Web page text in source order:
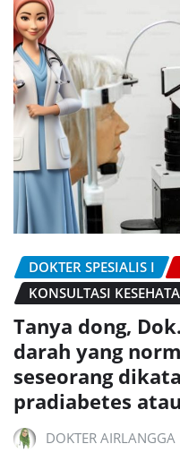
DOKTER SPESIALIS I
KONSULTASI
Tanya dong,
darah yang
seseorang
pradiabetes
DOKTER AIRLANGGA